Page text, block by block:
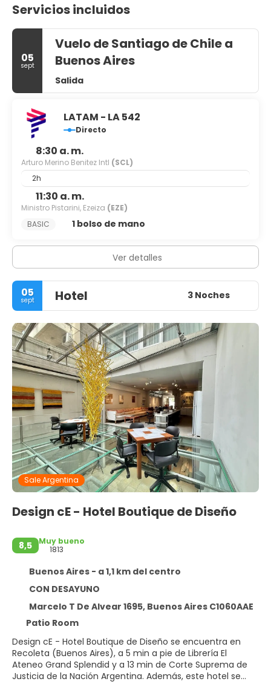
Servicios incluidos
05
sept
Vuelo de Santiago de Chile a
Buenos Aires
Salida
LATAM - LA 542
Directo
8:30 a. m.
Arturo Merino Benitez Intl (SCL)
2h
11:30 a. m.
Ministro Pistarini, Ezeiza (EZE)
BASIC
1 bolso de mano
Ver detalles
05
sept Hotel 3 Noches
Sale Argentina
Design cE - Hotel Boutique de Diseño
8,5
Muy bueno
1813
Buenos Aires - a 1,1 km del centro
CON DESAYUNO
Marcelo T De Alvear 1695, Buenos Aires C1060AAE
Patio Room
Design cE - Hotel Boutique de Diseño se encuentra en
Recoleta (Buenos Aires), a 5 min a pie de Librería El
Ateneo Grand Splendid y a 13 min de Corte Suprema de
Justicia de la Nación Argentina. Además, este hotel se